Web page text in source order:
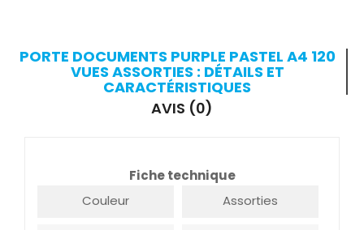
PORTE DOCUMENTS PURPLE PASTEL A4 120
VUES ASSORTIES : DÉTAILS ET
CARACTÉRISTIQUES
AVIS (0)
Fiche technique
Couleur
Assorties